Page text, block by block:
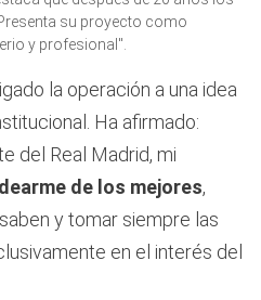
su proyecto como
y profesional".
la operación a una idea
Ha afirmado:
del Real Madrid, mi
de los mejores,
y tomar siempre las
en el interés del